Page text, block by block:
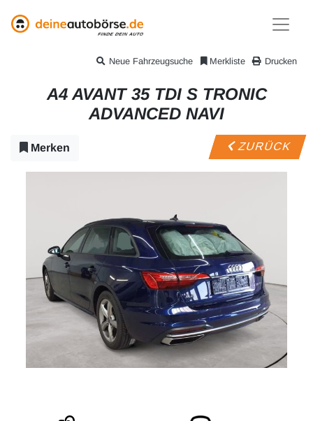
Drucken
Merkliste
Neue Fahrzeugsuche
A4 AVANT 35 TDI S TRONIC
ADVANCED NAVI
Merken ZURÜCK